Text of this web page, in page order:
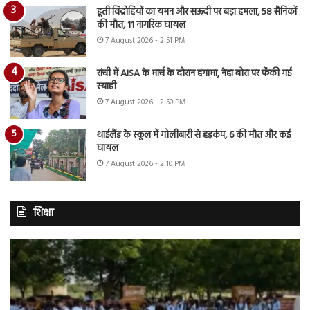
हूती विद्रोहियों का यमन और सऊदी पर बड़ा हमला, 58 सैनिकों
की मौत, 11 नागरिक घायल
7 August 2026 - 2:51 PM
रांची में AISA के मार्च के दौरान हंगामा, नेहा बोरा पर फेंकी गई
स्याही
7 August 2026 - 2:50 PM
थाईलैंड के स्कूल में गोलीबारी से हड़कंप, 6 की मौत और कई
घायल
7 August 2026 - 2:10 PM
शिक्षा